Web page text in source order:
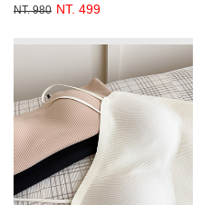
NT. 980 NT. 499